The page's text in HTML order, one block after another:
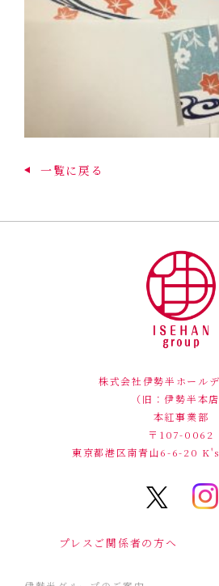
一覧に戻る
株式会社伊勢半ホール
（旧：伊勢半本店
本紅事業部
〒107-0062
東京都港区南青山6-6-20
プレスご関係者の方へ